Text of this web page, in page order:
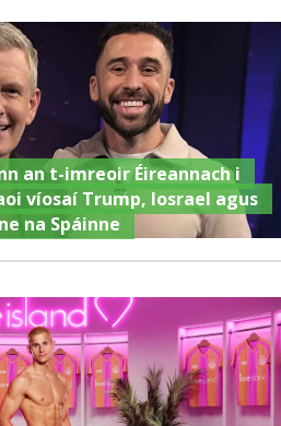
an t-imreoir Éireannach i
víosaí Trump, Iosrael agus
na Spáinne